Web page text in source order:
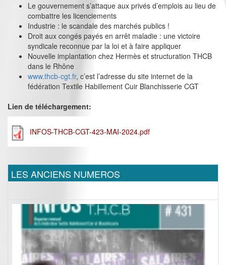
Le gouvernement s’attaque aux privés d’emplois au lieu de
combattre les licenciements
Industrie : le scandale des marchés publics !
Droit aux congés payés en arrêt maladie : une victoire
syndicale reconnue par la loi et à faire appliquer
Nouvelle implantation chez Hermès et structuration THCB
dans le Rhône
www.thcb-cgt.fr, c’est l’adresse du site internet de la
fédération Textile Habillement Cuir Blanchisserie CGT
Lien de téléchargement:
INFOS-THCB-CGT-423-MAI-2024.pdf
LES ANCIENS NUMEROS